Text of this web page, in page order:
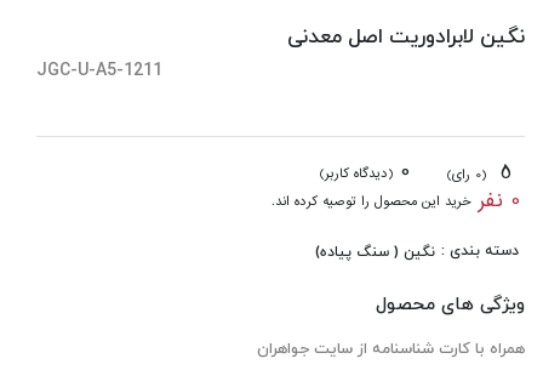
نگین لابرادوریت اصل معدنی
JGC-U-A5-1211
(0 رای) 0 (دیدگاه کاربر)
0 نفر خرید این محصول را توصیه کرده اند.
دسته بندی : نگین ( سنگ پیاده)
ویژگی های محصول
همراه با کارت شناسنامه از سایت جواهران